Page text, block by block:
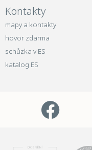
Kontakty
mapy a kontakty
hovor zdarma
schůzka v ES
katalog ES